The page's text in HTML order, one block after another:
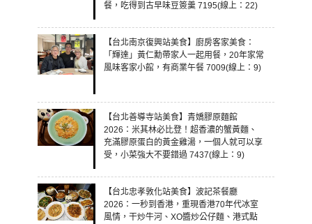
餐，吃得到古早味豆簽羹 7195(線上：22)
【台北南京復興站美食】廚房客家美食：
「輝達」黃仁勳帶家人一起用餐，20年家常
風味客家小館，有商業午餐 7009(線上：9)
【台北善導寺站美食】青嬌膠原麵館
2026：米其林必比登！超香濃的蟹黃麵、
充滿膠原蛋白的黃金雞湯，一個人就可以享
受，小菜強大不要錯過 7437(線上：9)
【台北忠孝敦化站美食】波記茶餐廳
2026：一秒到香港，重現香港70年代冰室
風情，干炒牛河、XO醬炒公仔麵、港式點